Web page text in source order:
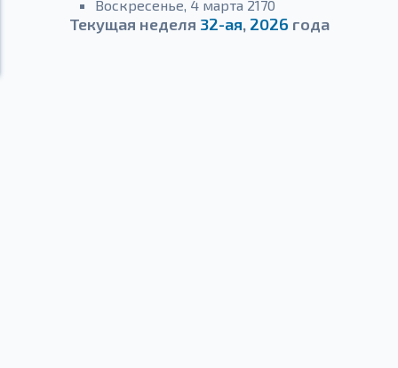
Воскресенье, 4 марта 2170
Текущая неделя 32-ая, 2026 года